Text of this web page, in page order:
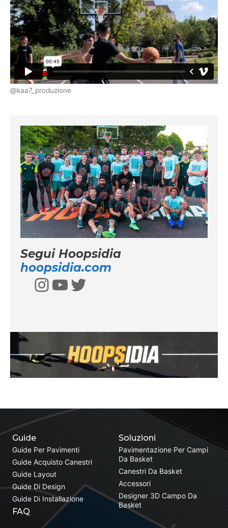
@kaa7_produzione
Segui Hoopsidia
hoopsidia.com
Instagram
YouTube
Twitter
Soluzioni
Pavimentazione Per Campi
Da Basket
Canestri Da Basket
Accessori
Designer 3D Campo Da
Basket
Guide
Guide Per Pavimenti
Guide Acquisto Canestri
Guide Layout
Guide Di Design
Guide Di Installazione
FAQ